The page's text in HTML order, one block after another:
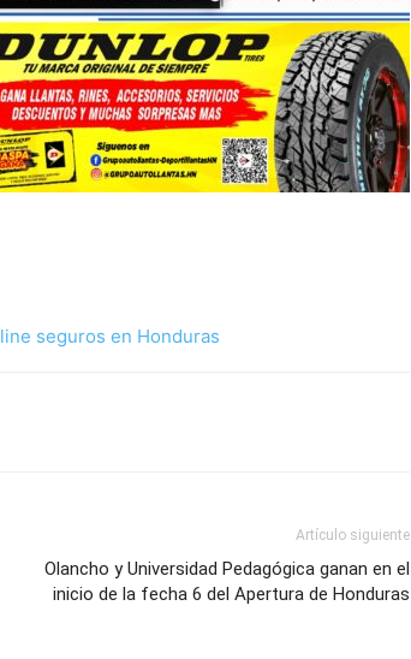
seguros en Honduras
Artículo siguiente
Olancho y Universidad Pedagógica ganan en el
inicio de la fecha 6 del Apertura de Honduras